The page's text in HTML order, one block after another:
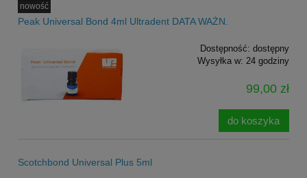
Peak Universal Bond 4ml Ultradent DATA WAŻN.
Dostępność: dostępny
Wysyłka w: 24 godziny
99,00 zł
do koszyka
nowość
Scotchbond Universal Plus 5ml